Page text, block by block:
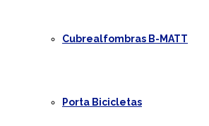
Cubrealfombras B-MATT
Porta Bicicletas